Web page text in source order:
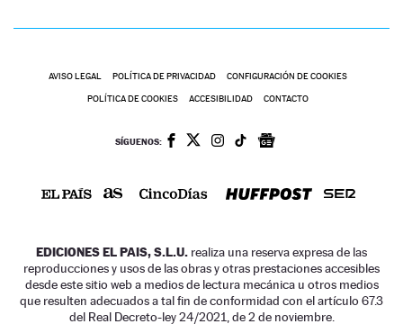
AVISO LEGAL POLÍTICA DE PRIVACIDAD CONFIGURACIÓN DE COOKIES
POLÍTICA DE COOKIES ACCESIBILIDAD CONTACTO
SÍGUENOS:
EDICIONES EL PAIS, S.L.U. realiza una reserva expresa de las
reproducciones y usos de las obras y otras prestaciones accesibles
desde este sitio web a medios de lectura mecánica u otros medios
que resulten adecuados a tal fin de conformidad con el artículo 67.3
del Real Decreto-ley 24/2021, de 2 de noviembre.